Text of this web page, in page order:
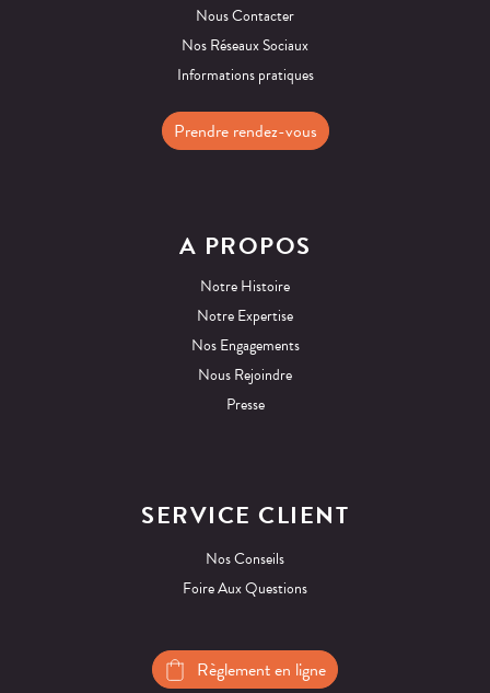
Nous Contacter
Nos Réseaux Sociaux
Informations pratiques
Prendre rendez-vous
A PROPOS
Notre Histoire
Notre Expertise
Nos Engagements
Nous Rejoindre
Presse
SERVICE CLIENT
Nos Conseils
Foire Aux Questions
Règlement en ligne